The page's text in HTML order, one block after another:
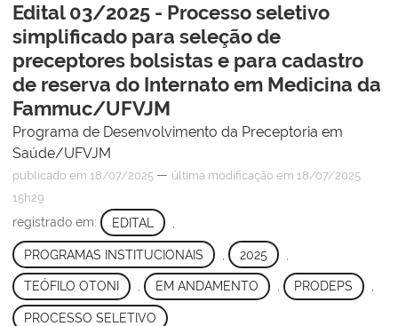
Edital 03/2025 - Processo seletivo
simplificado para seleção de
preceptores bolsistas e para cadastro
de reserva do Internato em Medicina da
Fammuc/UFVJM
Programa de Desenvolvimento da Preceptoria em
Saúde/UFVJM
publicado em 18/07/2025 — última modificação em 18/07/2025
15h29
registrado em: EDITAL
PROGRAMAS INSTITUCIONAIS 2025
TEÓFILO OTONI , EM ANDAMENTO , PRODEPS ,
PROCESSO SELETIVO